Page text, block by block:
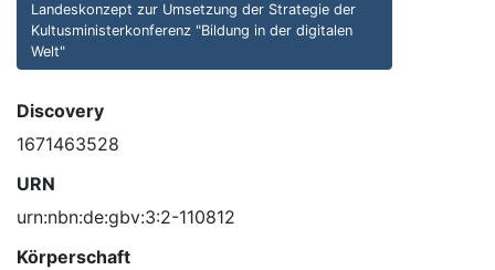
Landeskonzept zur Umsetzung der Strategie der
Kultusministerkonferenz "Bildung in der digitalen
Welt"
Discovery
1671463528
URN
urn:nbn:de:gbv:3:2-110812
Körperschaft